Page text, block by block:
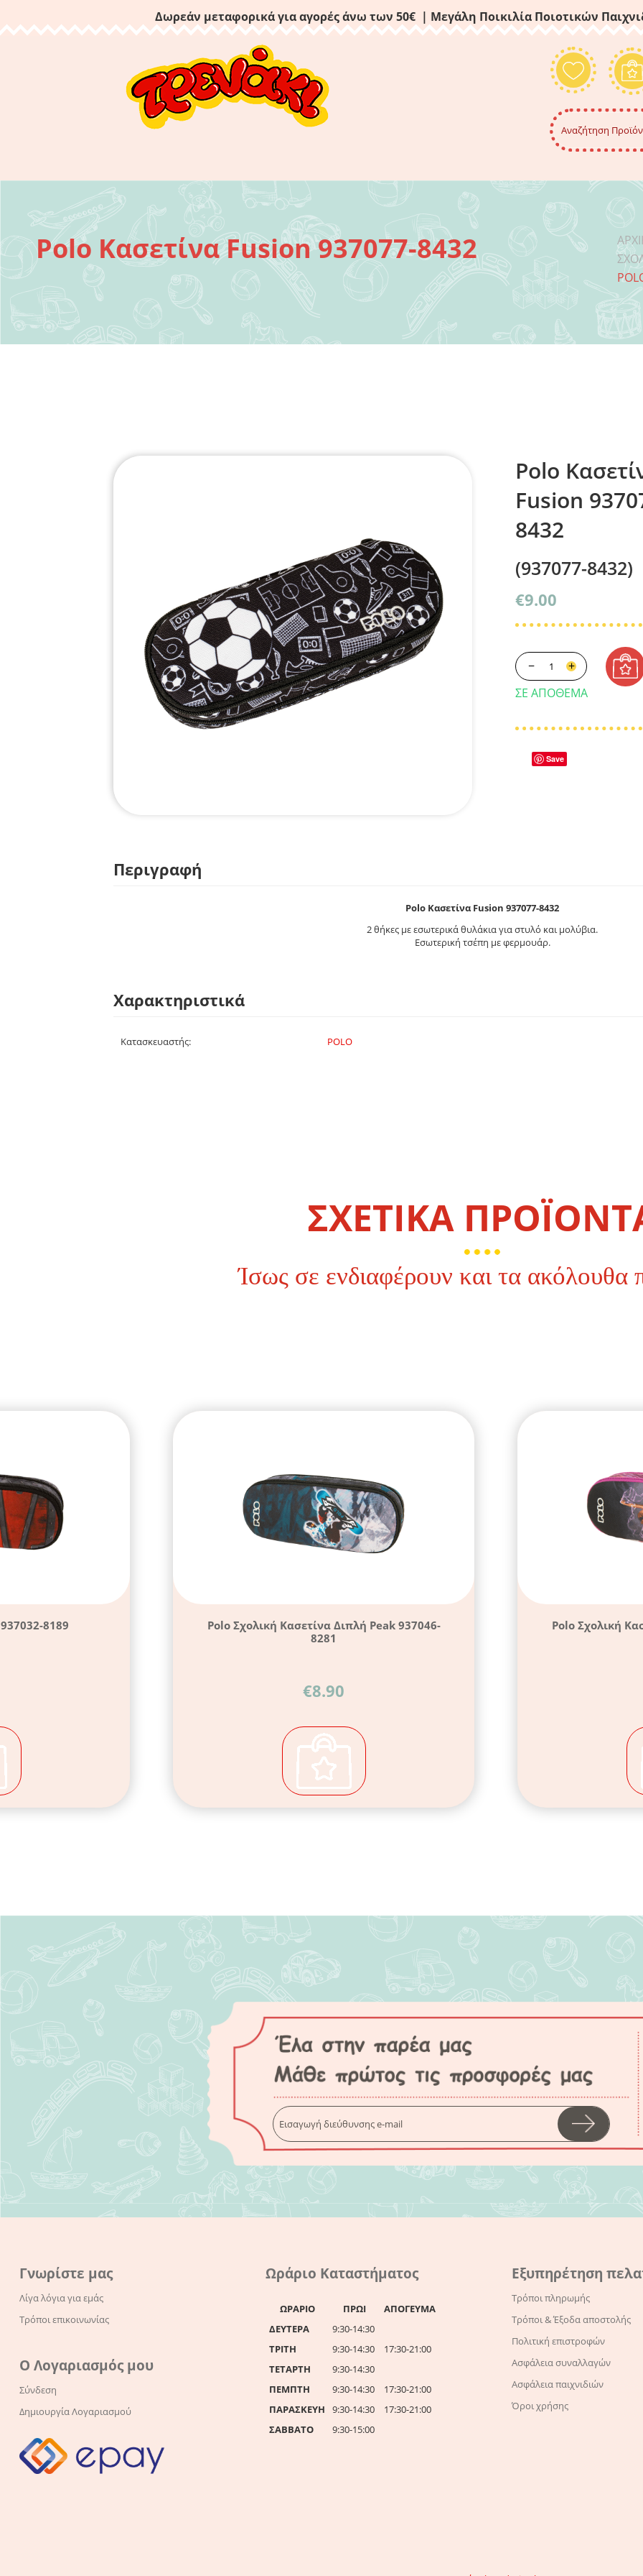
Δωρεάν μεταφορικά για αγορές άνω των 50€ | Μεγάλη Ποικιλία Ποιοτικών
Polo Κασετίνα Fusion 937077-8432
Polo
Fusion
8432
(937077-8432)
€9.00
+
−
ΣΕ ΑΠΌΘΕΜΑ
Save
Περιγραφή
Polo Κασετίνα Fusion 937077-8432
2 θήκες με εσωτερικά θυλάκια για στυλό και μολύβια.
Εσωτερική τσέπη με φερμουάρ.
Χαρακτηριστικά
Κατασκευαστής: POLO
ΣΧΕΤΙΚΑ
Ίσως σε ενδιαφέρουν και τα ακόλουθα
8189
Polo Σχολική Κασετίνα Διπλή Peak 937046-
8281
€8.90
Polo Σχολική
Γνωρίστε μας
Λίγα λόγια για εμάς
Τρόποι επικοινωνίας
Ο Λογαριασμός μου
Σύνδεση
Δημιουργία Λογαριασμού
Ωράριο Καταστήματος
ΩΡΑΡΙΟ ΠΡΩΙ
ΑΠΟΓΕΥΜΑ
ΔΕΥΤΕΡΑ
9:30-14:30
ΤΡΙΤΗ
9:30-14:30
17:30-21:00
ΤΕΤΑΡΤΗ
9:30-14:30
ΠΕΜΠΤΗ
9:30-14:30
17:30-21:00
ΠΑΡΑΣΚΕΥΗ
9:30-14:30
17:30-21:00
ΣΑΒΒΑΤΟ
9:30-15:00
Εξυπηρέτηση
Τρόποι πληρωμής
Τρόποι & Έξοδα αποστολής
Πολιτική επιστροφών
Ασφάλεια συναλλαγών
Ασφάλεια παιχνιδιών
Όροι χρήσης